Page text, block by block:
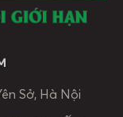
Sở, Hà Nội